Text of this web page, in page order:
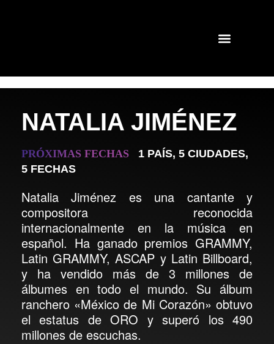
NATALIA JIMÉNEZ
PRÓXIMAS FECHAS 1 PAÍS, 5 CIUDADES,
5 FECHAS
Natalia Jiménez es una cantante y
compositora reconocida
internacionalmente en la música en
español. Ha ganado premios GRAMMY,
Latin GRAMMY, ASCAP y Latin Billboard,
y ha vendido más de 3 millones de
álbumes en todo el mundo. Su álbum
ranchero «México de Mi Corazón» obtuvo
el estatus de ORO y superó los 490
millones de escuchas.